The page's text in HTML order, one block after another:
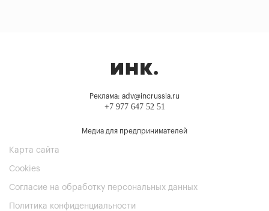
Реклама: adv@incrussia.ru
+7 977 647 52 51
Медиа для предпринимателей
Карта сайта
Cookies
Согласие на обработку персональных данных
Политика конфиденциальности